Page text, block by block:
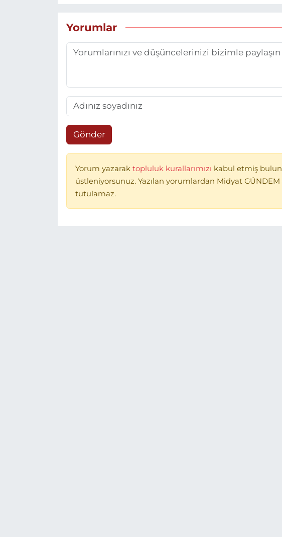
Yorumlar
Gönder
Yorum yazarak topluluk kurallarımızı kabul etmiş
üstleniyorsunuz. Yazılan yorumlardan Midyat
tutulamaz.